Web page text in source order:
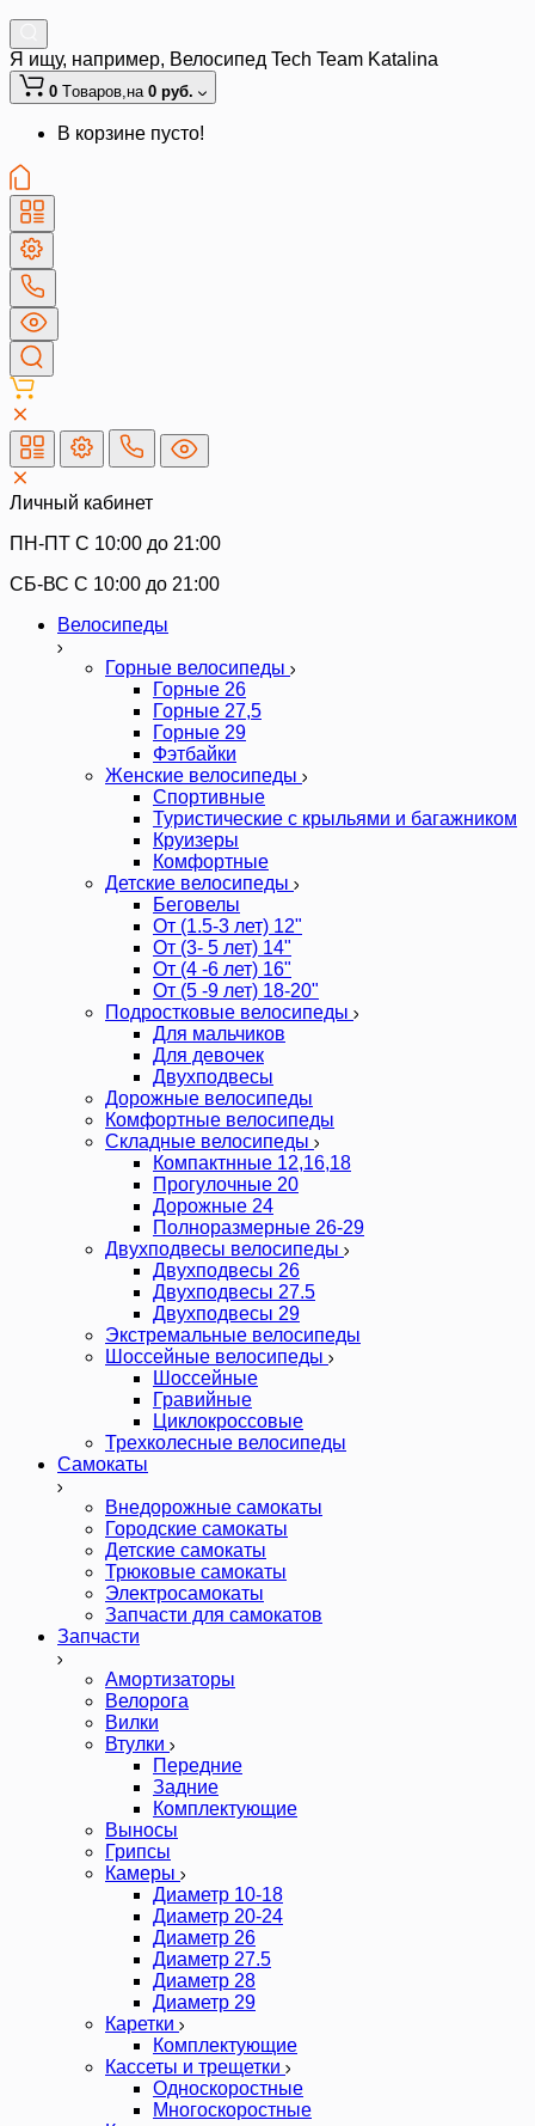
Я ищу, например, Велосипед Tech Team Katalina
0 Tоваров,на 0 руб.
В корзине пусто!
Личный кабинет
ПН-ПТ C 10:00 до 21:00
СБ-ВС С 10:00 до 21:00
Велосипеды
Горные велосипеды
Горные 26
Горные 27,5
Горные 29
Фэтбайки
Женские велосипеды
Спортивные
Туристические с крыльями и багажником
Круизеры
Комфортные
Детские велосипеды
Беговелы
От (1.5-3 лет) 12"
От (3- 5 лет) 14"
От (4 -6 лет) 16"
От (5 -9 лет) 18-20"
Подростковые велосипеды
Для мальчиков
Для девочек
Двухподвесы
Дорожные велосипеды
Комфортные велосипеды
Складные велосипеды
Компактнные 12,16,18
Прогулочные 20
Дорожные 24
Полноразмерные 26-29
Двухподвесы велосипеды
Двухподвесы 26
Двухподвесы 27.5
Двухподвесы 29
Экстремальные велосипеды
Шоссейные велосипеды
Шоссейные
Гравийные
Циклокроссовые
Трехколесные велосипеды
Самокаты
Внедорожные самокаты
Городские самокаты
Детские самокаты
Трюковые самокаты
Электросамокаты
Запчасти для самокатов
Запчасти
Амортизаторы
Велорога
Вилки
Втулки
Передние
Задние
Комплектующие
Выносы
Грипсы
Камеры
Диаметр 10-18
Диаметр 20-24
Диаметр 26
Диаметр 27.5
Диаметр 28
Диаметр 29
Каретки
Комплектующие
Кассеты и трещетки
Односкоростные
Многоскоростные